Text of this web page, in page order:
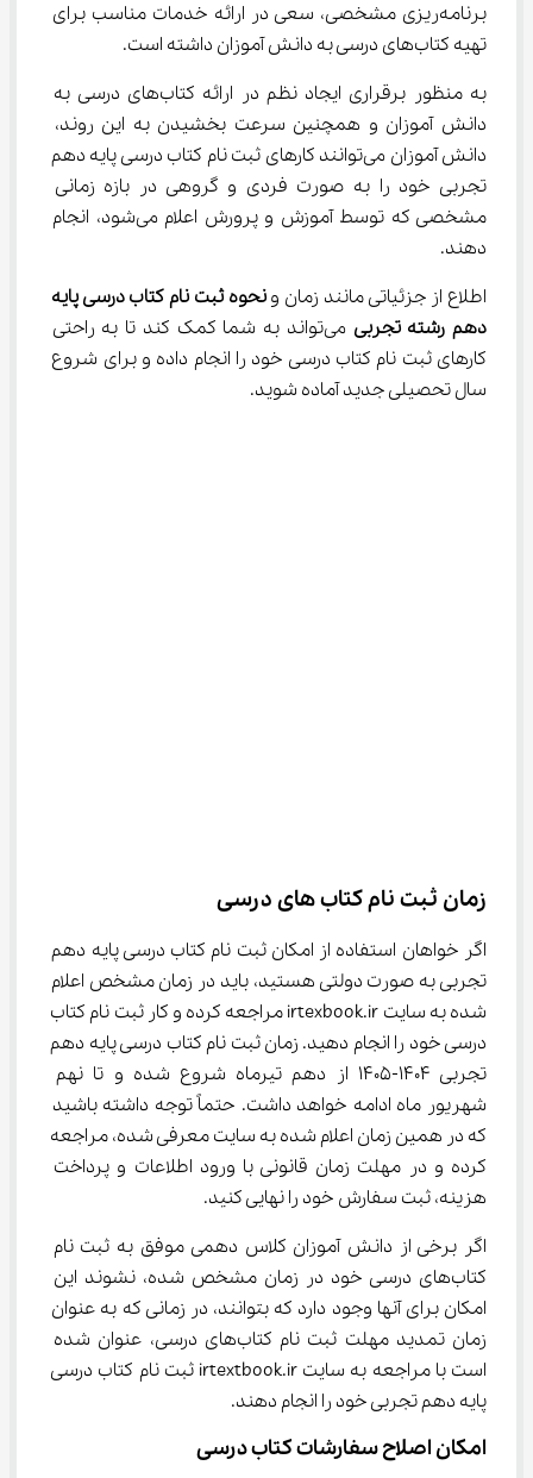
برنامه‌ریزی مشخصی، سعی در ارائه خدمات مناسب برای
تهیه کتاب‌های درسی به دانش آموزان داشته است.
به منظور برقراری ایجاد نظم در ارائه کتاب‌های درسی به
دانش آموزان و همچنین سرعت بخشیدن به این روند،
دانش آموزان می‌توانند کارهای ثبت نام کتاب درسی پایه دهم
تجربی خود را به صورت فردی و گروهی در بازه زمانی
مشخصی که توسط آموزش و پرورش اعلام می‌شود، انجام
دهند.
اطلاع از جزئیاتی مانند زمان و نحوه ثبت نام کتاب درسی پایه
دهم رشته تجربی
می‌تواند به شما کمک کند تا به راحتی
کارهای ثبت نام کتاب درسی خود را انجام داده و برای شروع
سال تحصیلی جدید آماده شوید.
زمان ثبت نام کتاب ‌های درسی
اگر خواهان استفاده از امکان ثبت نام کتاب درسی پایه دهم
تجربی به صورت دولتی هستید، باید در زمان مشخص اعلام
شده به سایت irtexbook.ir مراجعه کرده و کار ثبت نام کتاب
درسی خود را انجام دهید. زمان ثبت نام کتاب درسی پایه دهم
تجربی 1404-1405 از دهم تیرماه شروع شده و تا نهم
شهریور ماه ادامه خواهد داشت. حتماً توجه داشته باشید
که در همین زمان اعلام شده به سایت معرفی شده، مراجعه
کرده و در مهلت زمان قانونی با ورود اطلاعات و پرداخت
هزینه، ثبت سفارش خود را نهایی کنید.
اگر برخی از دانش آموزان کلاس دهمی موفق به ثبت نام
کتاب‌های درسی خود در زمان مشخص شده، نشوند این
امکان برای آنها وجود دارد که بتوانند، در زمانی که به عنوان
زمان تمدید مهلت ثبت نام کتاب‌های درسی، عنوان شده
است با مراجعه به سایت irtextbook.ir ثبت نام کتاب درسی
پایه دهم تجربی خود را انجام دهند.
امکان اصلاح سفارشات کتاب درسی